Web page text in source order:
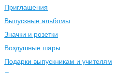
Приглашения
Выпускные альбомы
Значки и розетки
Воздушные шары
Подарки выпускникам и учителям